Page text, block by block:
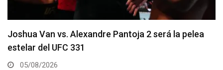
Joshua Van vs. Alexandre Pantoja 2 será la pelea
estelar del UFC 331
05/08/2026